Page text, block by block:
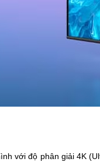
với độ phân giải 4K